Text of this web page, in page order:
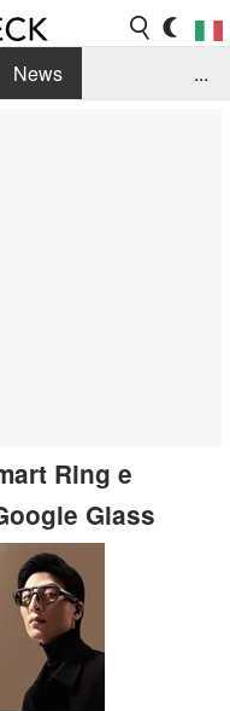
News
...
Ring e
Glass